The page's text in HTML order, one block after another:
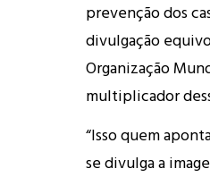
prevenção dos
divulgação
Organização
multiplicador
“Isso quem
se divulga a